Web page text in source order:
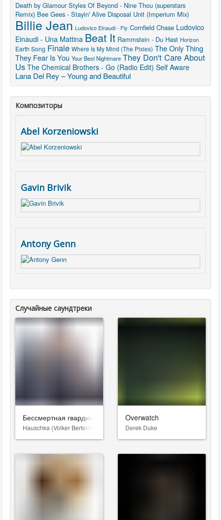
Death by Glamour Styles Of Beyond - Nine Thou (superstars
Remix) Bee Gees - Stayin' Alive Disposal Unit (Imperium Mix)
Billie Jean Ludovico Einaudi - Fly Cornfield Chase Ludovico
Einaudi - Una Mattina Beat It Rammstein - Du Hast Horizon
Earth Song Finale Where Is My Mind (The Pixies) The Only Thing
They Fear Is You Your Best Nightmare They Don't Care About
Us The Chemical Brothers - Go (Radio Edit) Self Aware
Lana Del Rey – Young and Beautiful
Композиторы
Abel Korzeniowski
Gavin Brivik
Antony Genn
Случайные саундтреки
Бессмертная гвардия
Hauschka (Volker Bertelmann)
Overwatch
Derek Duke